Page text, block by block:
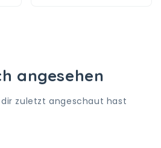
angesehen
zuletzt angeschaut hast